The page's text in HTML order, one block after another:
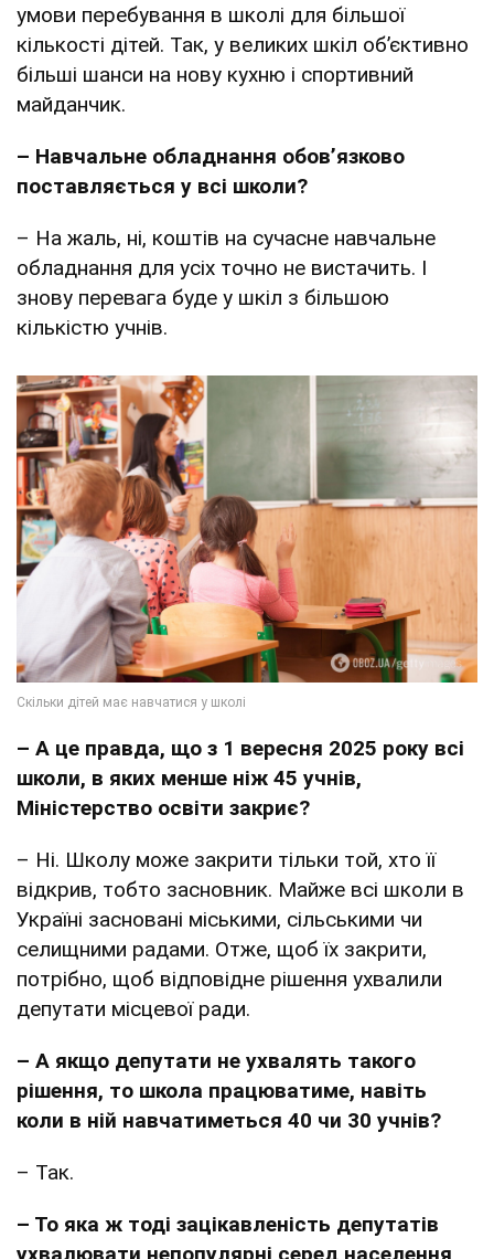
умови перебування в школі для більшої
кількості дітей. Так, у великих шкіл об’єктивно
більші шанси на нову кухню і спортивний
майданчик.
– Навчальне обладнання обов’язково
поставляється у всі школи?
– На жаль, ні, коштів на сучасне навчальне
обладнання для усіх точно не вистачить. І
знову перевага буде у шкіл з більшою
кількістю учнів.
– А це правда, що з 1 вересня 2025 року всі
школи, в яких менше ніж 45 учнів,
Міністерство освіти закриє?
– Ні. Школу може закрити тільки той, хто її
відкрив, тобто засновник. Майже всі школи в
Україні засновані міськими, сільськими чи
селищними радами. Отже, щоб їх закрити,
потрібно, щоб відповідне рішення ухвалили
депутати місцевої ради.
– А якщо депутати не ухвалять такого
рішення, то школа працюватиме, навіть
коли в ній навчатиметься 40 чи 30 учнів?
– Так.
– То яка ж тоді зацікавленість депутатів